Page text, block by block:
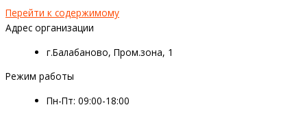
Перейти к содержимому
Адрес организации
г.Балабаново, Пром.зона, 1
Режим работы
Пн-Пт: 09:00-18:00